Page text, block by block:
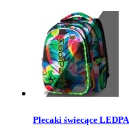
Plecaki świecące